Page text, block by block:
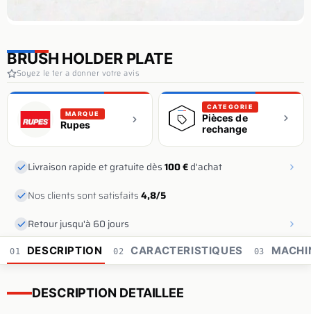
BRUSH HOLDER PLATE
Soyez le 1er a donner votre avis
MARQUE
Rupes
CATEGORIE
Pièces de
rechange
Livraison rapide et gratuite dès100 €d'achat
Nos clients sont satisfaits4,8/5
Retour jusqu'à 60 jours
01 DESCRIPTION 02 CARACTERISTIQUES 03
DESCRIPTION DETAILLEE